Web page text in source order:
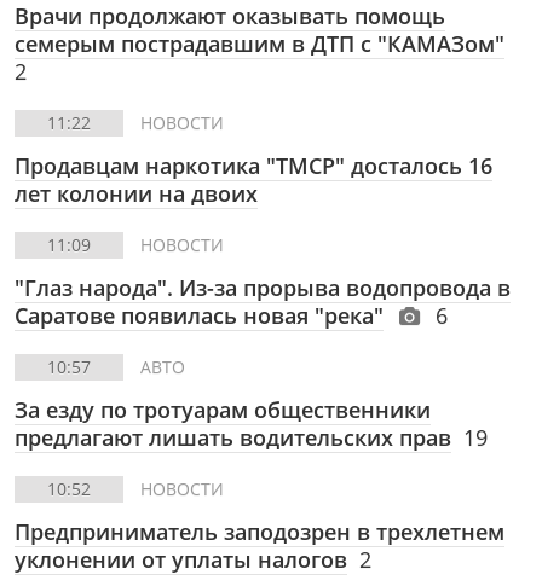
Врачи продолжают оказывать помощь
семерым пострадавшим в ДТП с "КАМАЗом"
2
11:22 НОВОСТИ
Продавцам наркотика "ТМСР" досталось 16
лет колонии на двоих
11:09 НОВОСТИ
"Глаз народа". Из-за прорыва водопровода в
Саратове появилась новая "река"
6
10:57 АВТО
За езду по тротуарам общественники
предлагают лишать водительских прав 19
10:52 НОВОСТИ
Предприниматель заподозрен в трехлетнем
уклонении от уплаты налогов 2